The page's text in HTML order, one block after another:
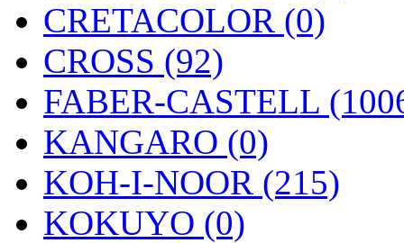
CRETACOLOR (0)
CROSS (92)
FABER-CASTELL
KANGARO (0)
KOH-I-NOOR (215)
KOKUYO (0)